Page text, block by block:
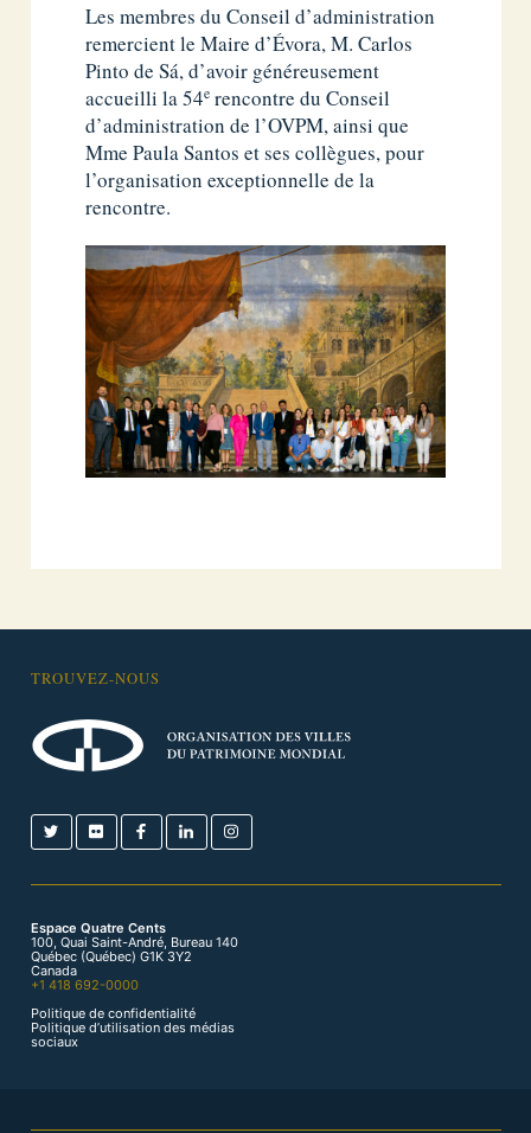
Les membres du Conseil d’administration
remercient le Maire d’Évora, M. Carlos
Pinto de Sá, d’avoir généreusement
accueilli la 54e rencontre du Conseil
d’administration de l’OVPM, ainsi que
Mme Paula Santos et ses collègues, pour
l’organisation exceptionnelle de la
rencontre.
TROUVEZ-NOUS
Espace Quatre Cents
100, Quai Saint-André, Bureau 140
Québec (Québec) G1K 3Y2
Canada
+1 418 692-0000
Politique de confidentialité
Politique d’utilisation des médias
sociaux